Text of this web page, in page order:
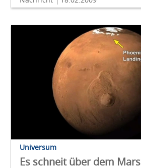
Universum
Es schneit über dem Mars